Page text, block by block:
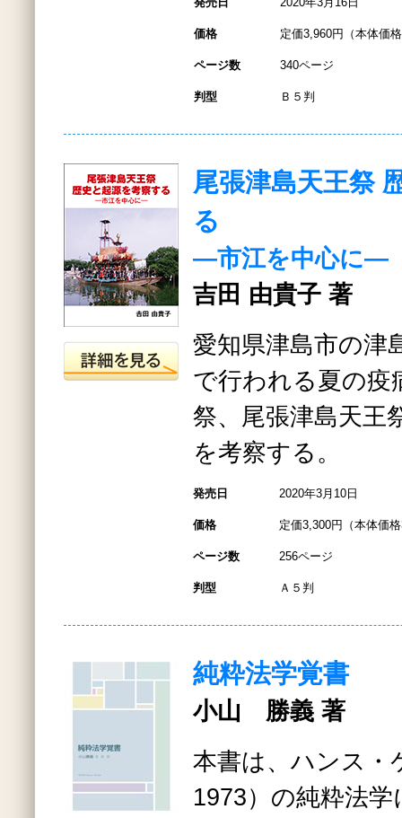
価格 定価3,960円（本体価
ページ数 340ページ
判型 Ｂ５判
尾張津島天王祭
る
―市江を中心に―
吉田 由貴子 著
愛知県津島市の津
で行われる夏の疫
祭、尾張津島天王
を考察する。
発売日 2020年3月10日
価格 定価3,300円（本体価
ページ数 256ページ
判型 Ａ５判
純粋法学覚書
小山 勝義 著
本書は、ハンス・
1973）の純粋法